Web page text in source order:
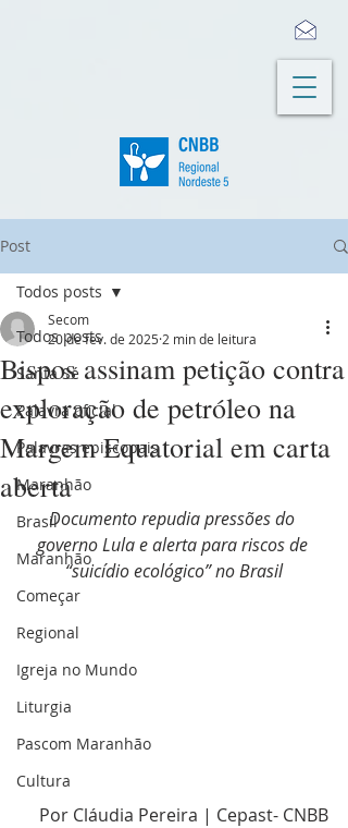
Post
Todos posts
Santa Sé
Palavra oficial
Palavras episcopais
Maranhão
Brasil
Maranhão
Começar
Regional
Igreja no Mundo
Liturgia
Pascom Maranhão
Cultura
Todos posts
Bispos assinam petição contra
exploração de petróleo na
Margem Equatorial em carta
aberta
Secom
20 de fev. de 2025 2 min de leitura
Documento repudia pressões do
governo Lula e alerta para riscos de
“suicídio ecológico” no Brasil
Por Cláudia Pereira | Cepast- CNBB